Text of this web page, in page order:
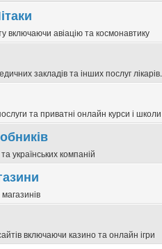
включаючи авіацію та космонавтику
закладів та інших послуг лікарів.
та приватні онлайн курси і школи
українських компаній
включаючи казино та онлайн ігри